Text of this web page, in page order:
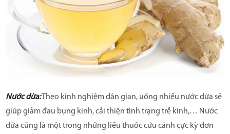
Nước dừa:Theo kinh nghiệm dân gian, uống nhiều nước dừa sẽ
giúp giảm đau bụng kinh, cải thiện tình trạng trễ kinh,… Nước
dừa cũng là một trong những liều thuốc cứu cánh cực kỳ đơn